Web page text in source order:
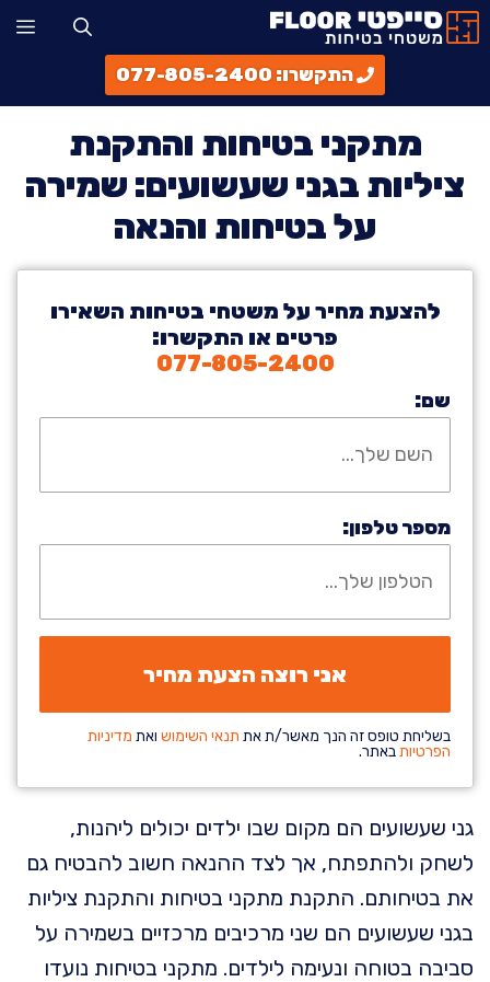
לדלג
לתוכן
התקשרו: 077-805-2400
מתקני בטיחות והתקנת
ציליות בגני שעשועים: שמירה
על בטיחות והנאה
להצעת מחיר על משטחי בטיחות השאירו
פרטים או התקשרו:
077-805-2400
שם:
מספר טלפון:
בשליחת טופס זה הנך מאשר/ת את תנאי השימוש ואת מדיניות
הפרטיותבאתר.
גני שעשועים הם מקום שבו ילדים יכולים ליהנות,
לשחק ולהתפתח, אך לצד ההנאה חשוב להבטיח גם
את בטיחותם. התקנת מתקני בטיחות והתקנת ציליות
בגני שעשועים הם שני מרכיבים מרכזיים בשמירה על
סביבה בטוחה ונעימה לילדים. מתקני בטיחות נועדו